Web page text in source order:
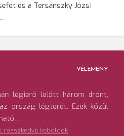
és a Tersánszky Józsi
VÉLEMÉNY
légierő lelőtt három drónt,
ország légterét. Ezek közül
rosszkedvű koboldok